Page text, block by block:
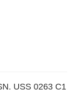
USS 0263 C1